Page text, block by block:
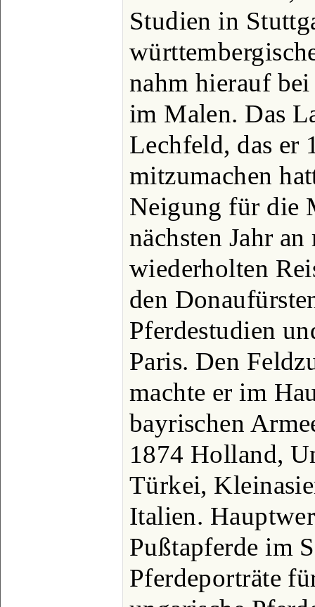
Studien in
nahm hierauf
im Malen. Das
Lechfeld, das er
mitzumachen
Neigung für die
nächsten Jahr
wiederholten
den
Pferdestudien
Paris. Den
machte er im
bayrischen
1874 Holland,
Türkei,
Italien.
Pußtapferde im
Pferdeporträte